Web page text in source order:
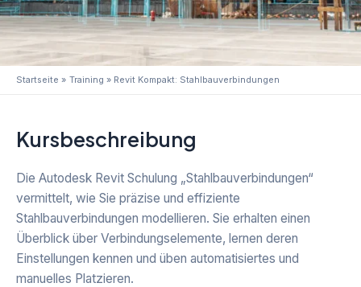
Startseite Training Revit Kompakt: Stahlbauverbindungen
Kursbeschreibung
Die Autodesk Revit Schulung „Stahlbauverbindungen“
vermittelt, wie Sie präzise und effiziente
Stahlbauverbindungen modellieren. Sie erhalten einen
Überblick über Verbindungselemente, lernen deren
Einstellungen kennen und üben automatisiertes und
manuelles Platzieren.